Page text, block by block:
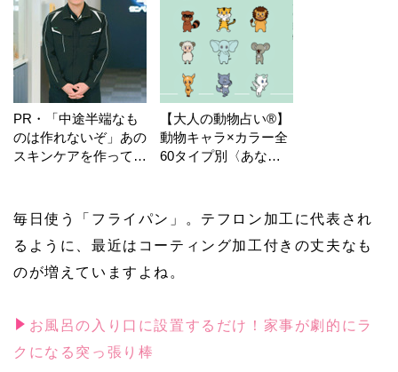
PR・「中途半端なも
のは作れないぞ」あの
スキンケアを作ってい
【大人の動物占い®】
動物キャラ×カラー全
60タイプ別〈あなた
毎日使う「フライパン」。テフロン加工に代表され
るように、最近はコーティング加工付きの丈夫なも
のが増えていますよね。
お風呂の入り口に設置するだけ！家事が劇的にラ
クになる突っ張り棒